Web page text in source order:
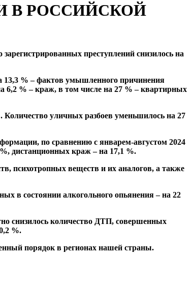
В РОССИЙСКОЙ
зарегистрированных преступлений снизилось на
13,3 % – фактов умышленного причинения
6,2 % – краж, в том числе на 27 % – квартирных
уличных разбоев уменьшилось на 27
по сравнению с январем-августом 2024
дистанционных краж – на 17,1 %.
психотропных веществ и их аналогов, а также
в состоянии алкогольного опьянения – на 22
снизилось количество ДТП, совершенных
%.
порядок в регионах нашей страны.